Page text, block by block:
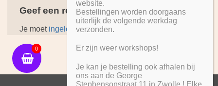
0
Geef een reactie
Je moet ingelogd zijn opom een reactie te plaatsen.
website.
Bestellingen worden doorgaans
uiterlijk de volgende werkdag
verzonden.
Er zijn weer workshops!
Je kan je bestelling ook afhalen bij
ons aan de George